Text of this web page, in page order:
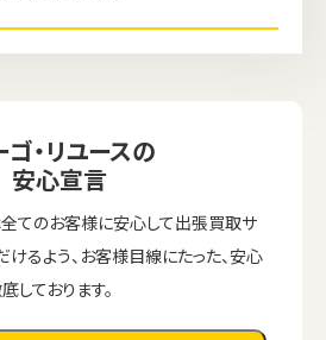
・リユースの
安心宣言
全てのお客様に安心して出張買取サ
るよう、お客様目線にたった、安心
ております。